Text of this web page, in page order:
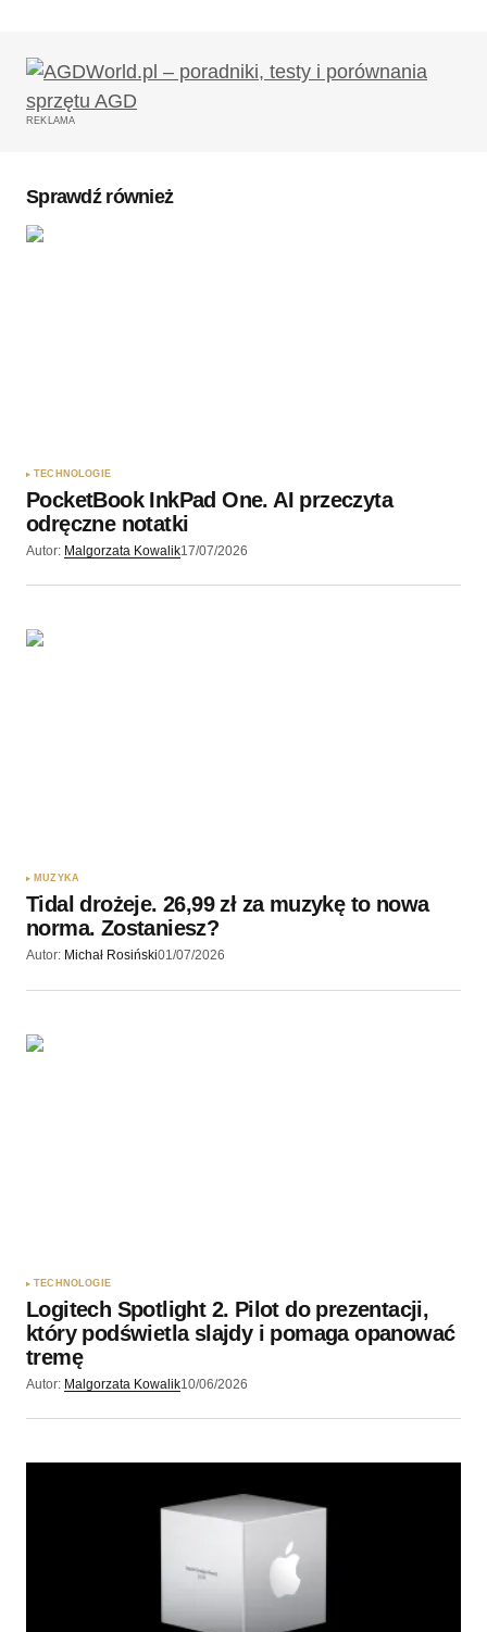
Twój adres email nie zostanie opublikowany.
Wymagane pola są oznaczone
Wyślij komentarz
REKLAMA
Sprawdź również
TECHNOLOGIE
PocketBook InkPad One. AI przeczyta
odręczne notatki
Autor: Malgorzata Kowalik17/07/2026
MUZYKA
Tidal drożeje. 26,99 zł za muzykę to nowa
norma. Zostaniesz?
Autor: Michał Rosiński01/07/2026
TECHNOLOGIE
Logitech Spotlight 2. Pilot do prezentacji,
który podświetla slajdy i pomaga opanować
tremę
Autor: Malgorzata Kowalik10/06/2026